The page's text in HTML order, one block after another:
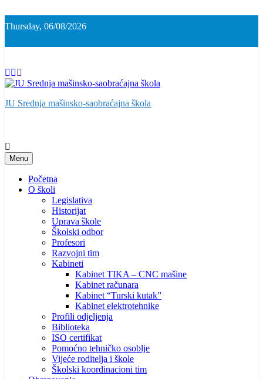
content
Thursday, 06/08/2026
JU Srednja mašinsko-saobraćajna škola
Menu
Početna
O školi
Legislativa
Historijat
Uprava škole
Školski odbor
Profesori
Razvojni tim
Kabineti
Kabinet TIKA – CNC mašine
Kabinet računara
Kabinet “Turski kutak”
Kabinet elektrotehnike
Profili odjeljenja
Biblioteka
ISO certifikat
Pomoćno tehničko osoblje
Vijeće roditelja i škole
Školski koordinacioni tim